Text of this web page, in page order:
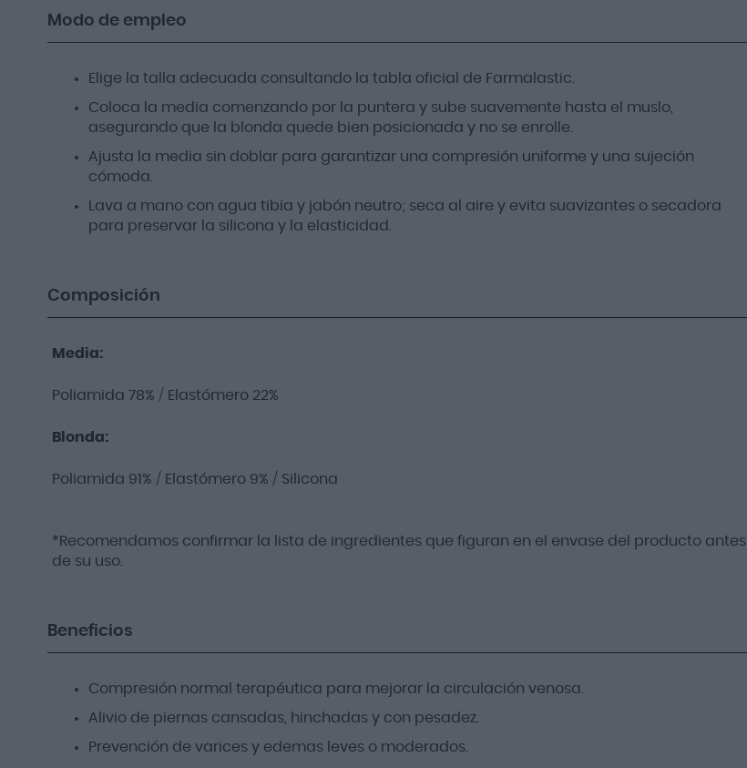
Modo de empleo
Elige la talla adecuada consultando la tabla oficial de Farmalastic.
Coloca la media comenzando por la puntera y sube suavemente hasta el muslo,
asegurando que la blonda quede bien posicionada y no se enrolle.
Ajusta la media sin doblar para garantizar una compresión uniforme y una sujeción
cómoda.
Lava a mano con agua tibia y jabón neutro; seca al aire y evita suavizantes o secadora
para preservar la silicona y la elasticidad.
Composición
Media:
Poliamida 78% / Elastómero 22%
Blonda:
Poliamida 91% / Elastómero 9% / Silicona
*Recomendamos confirmar la lista de ingredientes que figuran en el envase del producto antes
de su uso.
Beneficios
Compresión normal terapéutica para mejorar la circulación venosa.
Alivio de piernas cansadas, hinchadas y con pesadez.
Prevención de varices y edemas leves o moderados.